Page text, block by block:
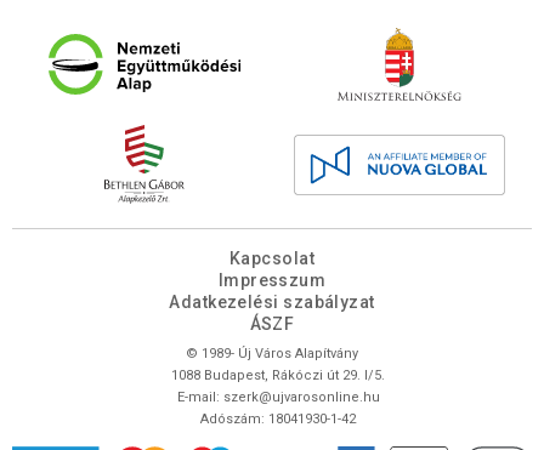
Kapcsolat
Impresszum
Adatkezelési szabályzat
ÁSZF
© 1989- Új Város Alapítvány
1088 Budapest, Rákóczi út 29. I/5.
E-mail: szerk@ujvarosonline.hu
Adószám: 18041930-1-42